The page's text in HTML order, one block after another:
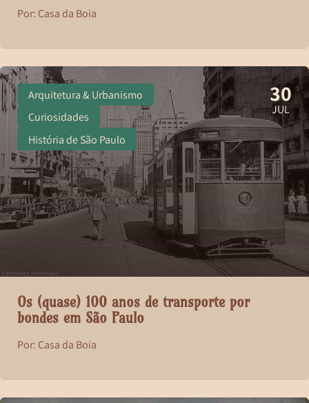
Por: Casa da Boia
Os (quase) 100 anos de transporte por
bondes em São Paulo
Por: Casa da Boia
Arquitetura & Urbanismo
Curiosidades
História de São Paulo
30
JUL